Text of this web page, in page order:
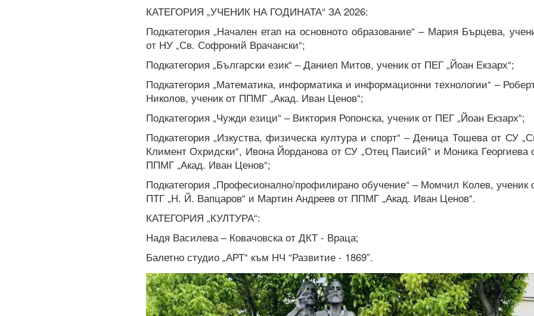
КАТЕГОРИЯ „УЧЕНИК НА ГОДИНАТА“ ЗА 2026:
Подкатегория „Начален етап на основното образование“ – Мария Бърцева,
от НУ „Св. Софроний Врачански“;
Подкатегория „Български език“ – Даниел Митов, ученик от ПЕГ „Йоан Екзарх“;
Подкатегория „Математика, информатика и информационни технологии“ –
Николов, ученик от ППМГ „Акад. Иван Ценов“;
Подкатегория „Чужди езици“ – Виктория Ропонска, ученик от ПЕГ „Йоан Екзарх“;
Подкатегория „Изкуства, физическа култура и спорт“ – Деница Тошева от СУ
Климент Охридски“, Ивона Йорданова от СУ „Отец Паисий“ и Моника Георгиева
ППМГ „Акад. Иван Ценов“;
Подкатегория „Професионално/профилирано обучение“ – Момчил Колев, ученик
ПТГ „Н. Й. Вапцаров“ и Мартин Андреев от ППМГ „Акад. Иван Ценов“.
КАТЕГОРИЯ „КУЛТУРА“:
Надя Василева – Ковачовска от ДКТ - Враца;
Балетно студио „АРТ“ към НЧ “Развитие - 1869”.